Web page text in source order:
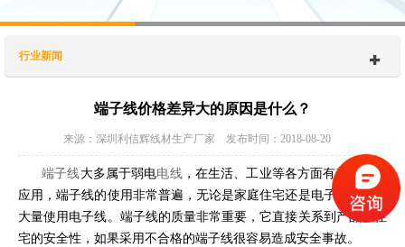
行业新闻
端子线价格差异大的原因是什么？
来源：深圳利信辉线材生产厂家 发布时间：2018-08-20
端子线大多属于弱电电线，在生活、工业等各方面有着广泛的
应用，端子线的使用非常普遍，无论是家庭住宅还是电子电器都在
大量使用电子线。端子线的质量非常重要，它直接关系到产品、住
宅的安全性，如果采用不合格的端子线很容易造成安全事故。